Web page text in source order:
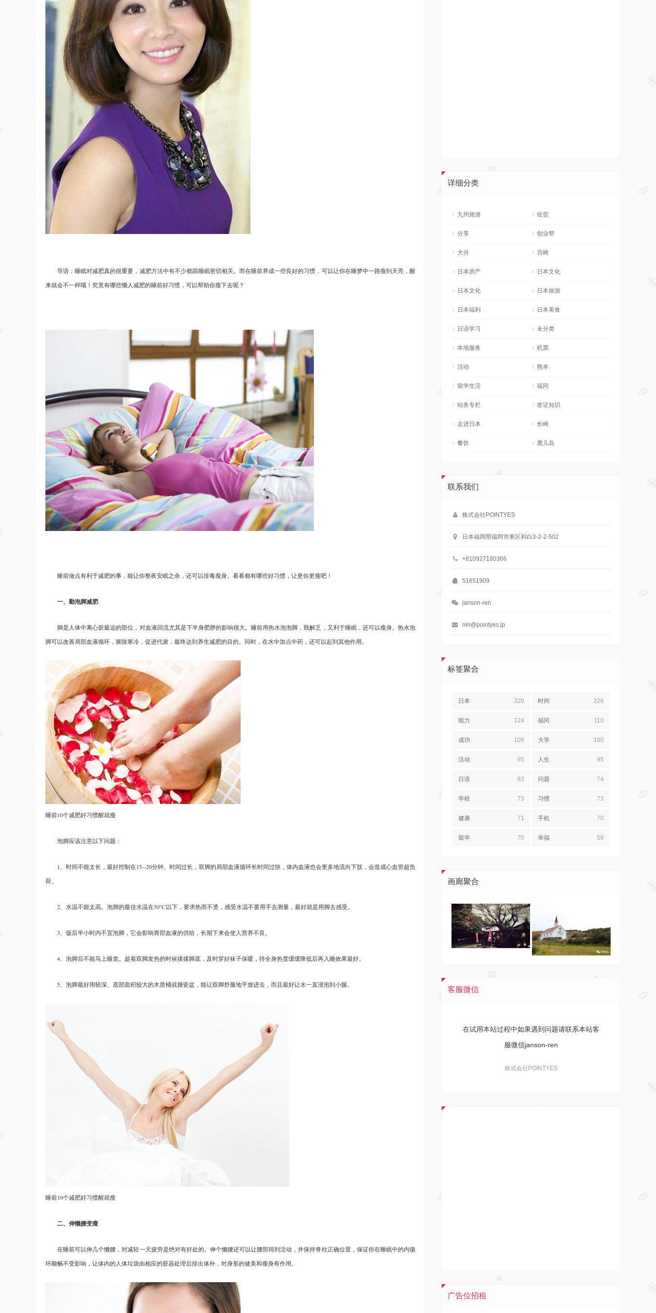
导语：睡眠对减肥真的很重要，减肥方法中有不少都跟睡眠密切相关。而在睡前养成一些良好的习惯，可以让你在睡梦中一路瘦到天亮，醒
来就会不一样哦！究竟有哪些懒人减肥的睡前好习惯，可以帮助你瘦下去呢？
睡前做点有利于减肥的事，能让你整夜安眠之余，还可以排毒瘦身。看看都有哪些好习惯，让更你更瘦吧！
一、勤泡脚减肥
脚是人体中离心脏最远的部位，对血液回流尤其是下半身肥胖的影响很大。睡前用热水泡泡脚，既解乏，又利于睡眠，还可以瘦身。热水泡
脚可以改善局部血液循环，驱除寒冷，促进代谢，最终达到养生减肥的目的。同时，在水中加点中药，还可以起到其他作用。
睡前10个减肥好习惯醒就瘦
泡脚应该注意以下问题：
1、时间不能太长，最好控制在15--20分钟。时间过长，双脚的局部血液循环长时间过快，体内血液也会更多地流向下肢，会造成心血管超负
荷。
2、水温不能太高。泡脚的最佳水温在50℃以下，要求热而不烫，感受水温不要用手去测量，最好就是用脚去感受。
3、饭后半小时内不宜泡脚，它会影响胃部血液的供给，长期下来会使人营养不良。
4、泡脚后不能马上睡觉。趁着双脚发热的时候揉揉脚底，及时穿好袜子保暖，待全身热度缓缓降低后再入睡效果最好。
5、泡脚最好用较深、底部面积较大的木质桶或搪瓷盆，能让双脚舒服地平放进去，而且最好让水一直浸泡到小腿。
睡前10个减肥好习惯醒就瘦
二、伸懒腰变瘦
在睡前可以伸几个懒腰，对减轻一天疲劳是绝对有好处的。伸个懒腰还可以让腰部得到活动，并保持脊柱正确位置，保证你在睡眠中的内循
环顺畅不受影响，让体内的人体垃圾由相应的脏器处理后排出体外，对身形的健美和瘦身有作用。
详细分类
九州旅游 佐贺
分享 创业帮
大分 宫崎
日本房产 日本文化
日本文化 日本旅游
日本福利 日本美食
日语学习 未分类
本地服务 机票
活动 熊本
留学生活 福冈
站务专栏 签证知识
走进日本 长崎
餐饮 鹿儿岛
联系我们
株式会社POINTYES
日本福岡県福岡市東区和白3-2-2-502
+810927180366
51651909
janson-ren
nin@pointyes.jp
标签聚合
日本 320 时间 226
能力 124 福冈 110
成功 109 大学 100
活动 95 人生 95
日语 83 问题 74
学校 73 习惯 73
健康 71 手机 70
留学 70 幸福 59
画廊聚合
客服微信
在试用本站过程中如果遇到问题请联系本站客
服微信janson-ren
株式会社POINTYES
广告位招租